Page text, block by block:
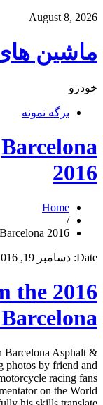
August 8, 2026
ماشین
خودرو
برگه نمونه
Barcelona
2016
Home
/
Barcelona 2016
Date: دسامبر 19, 2016
the 2016
Barcelona Asphalt &
photos by friend and
racing fans
on the World